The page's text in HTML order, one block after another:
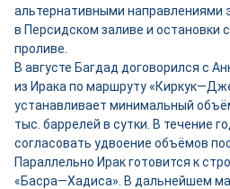
альтернативными направлениями
в Персидском заливе и остановки
проливе.
В августе Багдад договорился с
из Ирака по маршруту
устанавливает минимальный
тыс. баррелей в сутки. В течение
согласовать удвоение объёмов
Параллельно Ирак готовится к
«Басра—Хадиса». В дальнейшем